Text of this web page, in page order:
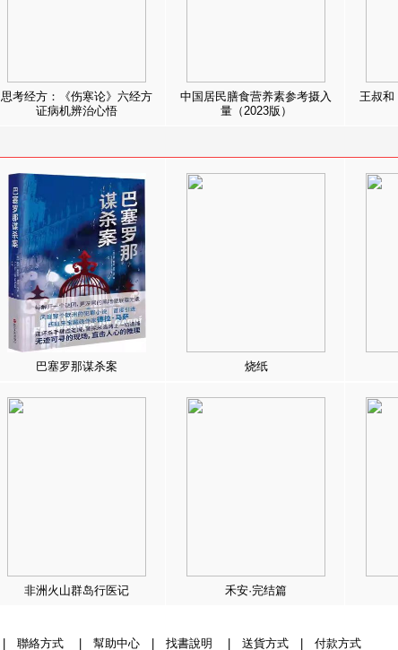
思考经方：《伤寒论》六经方
证病机辨治心悟
中国居民膳食营养素参考摄入
量（2023版）
王叔和
巴塞罗那谋杀案 烧纸
非洲火山群岛行医记 禾安·完结篇
聯絡方式| 幫助中心| 找書說明 送貨方式| 付款方式